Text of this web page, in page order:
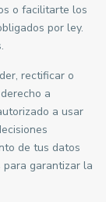
o facilitarte los
por ley.
rectificar o
a
a usar
de tus datos
para garantizar la